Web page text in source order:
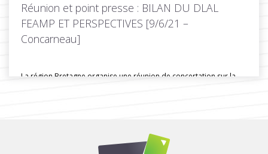
Réunion et point presse : BILAN DU DLAL
FEAMP ET PERSPECTIVES [9/6/21 –
Concarneau]
La région Bretagne organise une réunion de concertation sur la
Toutes les actus de cette rubrique